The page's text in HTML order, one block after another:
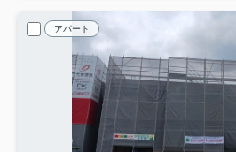
アパート